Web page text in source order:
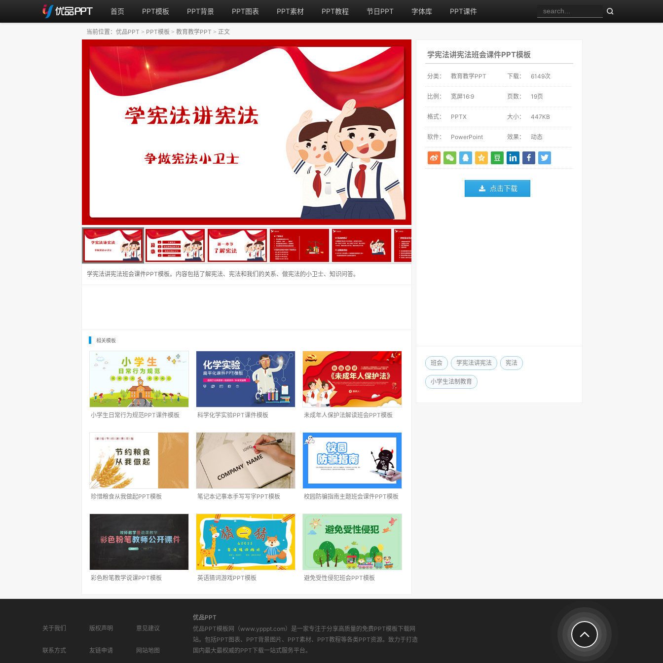
首页 PPT模板 PPT背景 PPT图表 PPT素材 PPT教程 节日PPT 字体库 PPT课件
学宪法讲宪法班会课件PPT模板
分类： 教育教学PPT 下载： 6149次
比例： 宽屏16:9 页数： 19页
格式： PPTX 大小： 447KB
软件： PowerPoint 效果： 动态
点击下载
班会 学宪法讲宪法 宪法
小学生法制教育
学宪法讲宪法班会课件PPT模板。内容包括了解宪法、宪法和我们的关系、做宪法的小卫士、知识问答。
当前位置： 优品PPT > PPT模板 > 教育教学PPT > 正文
相关模板
小学生日常行为规范PPT课件模板 科学化学实验PPT课件模板 未成年人保护法解读班会PPT模板
珍惜粮食从我做起PPT模板 笔记本记事本手写写字PPT模板 校园防骗指南主题班会课件PPT模板
彩色粉笔教学说课PPT模板 英语猜词游戏PPT模板 避免受性侵犯班会PPT模板
关于我们 版权声明 意见建议
联系方式 友链申请 网站地图
优品PPT
优品PPT模板网（www.ypppt.com）是一家专注于分享高质量的免费PPT模板下载网
站。包括PPT图表、PPT背景图片、PPT素材、PPT教程等各类PPT资源。致力于打造
国内最大最权威的PPT下载一站式服务平台。